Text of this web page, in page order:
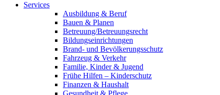
Services
Ausbildung & Beruf
Bauen & Planen
Betreuung/Betreuungsrecht
Bildungseinrichtungen
Brand- und Bevölkerungsschutz
Fahrzeug & Verkehr
Familie, Kinder & Jugend
Frühe Hilfen – Kinderschutz
Finanzen & Haushalt
Gesundheit & Pflege